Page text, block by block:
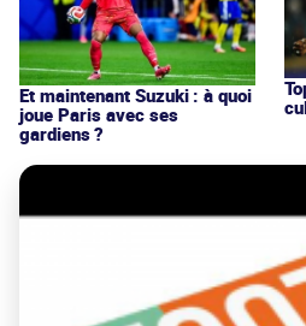
Et maintenant Suzuki : à quoi
joue Paris avec ses
gardiens ?